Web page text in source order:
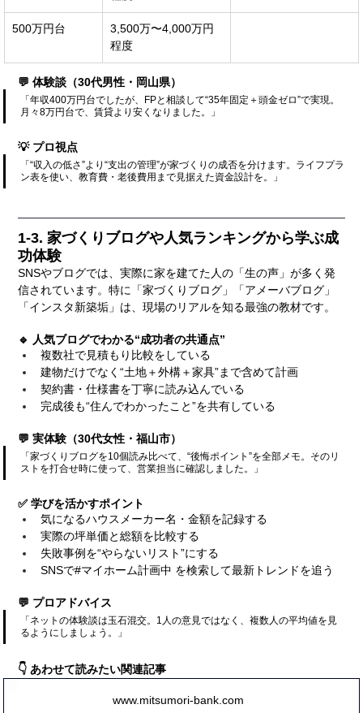
500万円台
3,500万〜4,000万円
程度
💬 体験談（30代男性・岡山県）
「年収400万円台でしたが、FPと相談して“35年固定＋頭金ゼロ”で実現。
月々8万円台で、賃貸より安くなりました。」
💡 プロ視点
「“収入の低さ”より“支出の管理”が家づくりの成否を分けます。ライフプラ
ン表を使い、教育費・老後費用まで見据えた資金設計を。」
1-3. 家づくりブログや人気ランキングから学ぶ成
功体験
SNSやブログでは、実際に家を建てた人の「生の声」が多く発
信されています。特に「家づくりブログ」「アメーバブログ」
「インスタ新築垢」は、現場のリアルを知る最強の教材です。
🔹 人気ブログでわかる“成功者の共通点”
複数社で見積もり比較をしている
建物だけでなく“土地＋外構＋家具”まで含めて計画
契約書・仕様書を丁寧に読み込んでいる
完成後も“住んでわかったこと”を共有している
💬 実体験（30代女性・福山市）
「家づくりブログを10個読み比べて、“後悔ポイント”を全部メモ。そのリ
ストを打合せ時に使って、営業担当に確認しました。」
✅ 学びを活かすポイント
気になるハウスメーカー名・金額を記録する
実際の坪単価と総額を比較する
失敗事例を“やらないリスト”にする
SNSで#マイホーム計画中 を検索して最新トレンドを追う
💬 プロアドバイス
「ネットの体験談は玉石混交。1人の意見ではなく、複数人の平均値を見
るようにしましょう。」
👇 あわせて読みたい関連記事
www.mitsumori-bank.com